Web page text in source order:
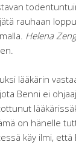
rauhaan
Helena
lääkärin
Benni ei
on hänelle
käy ilmi,